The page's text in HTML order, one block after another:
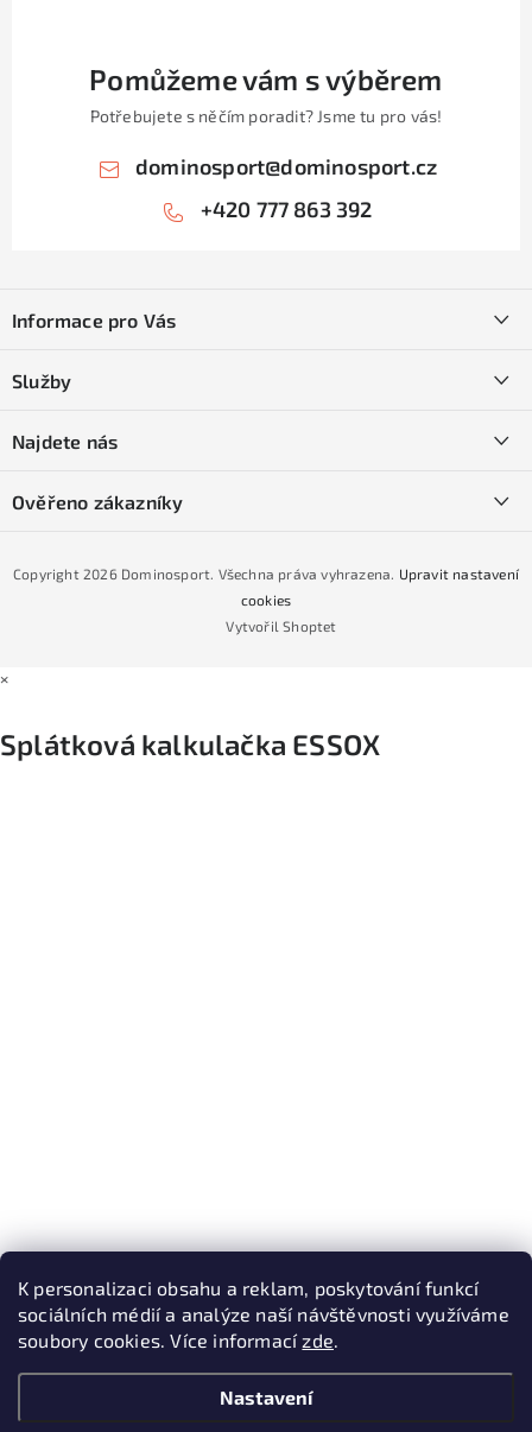
K personalizaci obsahu a reklam, poskytování funkcí
sociálních médií a analýze naší návštěvnosti využíváme
soubory cookies. Více informacízde.
Nastavení
Pomůžeme vám s výběrem
Potřebujete s něčím poradit? Jsme tu pro vás!
dominosport@dominosport.cz
+420 777 863 392
pInformace pro Vás
Obchodní podmínky
Podmínky GDPR
Podmínky nákupu na splátky ESSOX
Služby
Naše prodejna
Najdete nás
Ověřeno zákazníky
Vytvořil Shoptet
Copyright 2026 Dominosport. Všechna práva vyhrazena. Upravit nastavení
cookies
×
Splátková kalkulačka ESSOX